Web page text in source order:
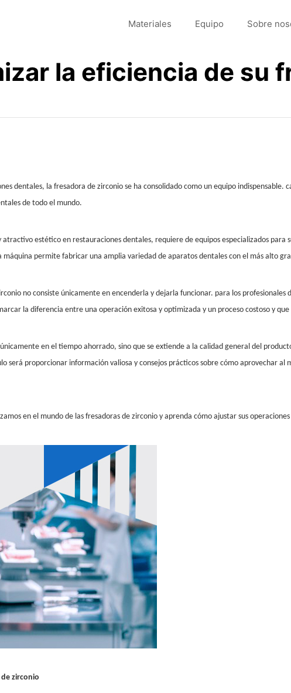
Materiales Equipo Sobre
la eficiencia de su
dentales, la fresadora de zirconio se ha consolidado como un equipo
de todo el mundo.
estético en restauraciones dentales, requiere de equipos especializados
permite fabricar una amplia variedad de aparatos dentales con el más alto
no consiste únicamente en encenderla y dejarla funcionar. para los
la diferencia entre una operación exitosa y optimizada y un proceso costoso y
en el tiempo ahorrado, sino que se extiende a la calidad general del
será proporcionar información valiosa y consejos prácticos sobre cómo aprovechar al
en el mundo de las fresadoras de zirconio y aprenda cómo ajustar sus
zirconio